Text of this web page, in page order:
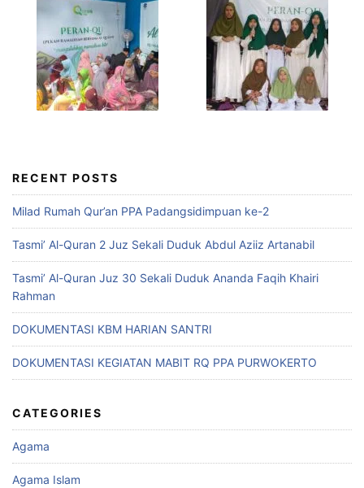
RECENT POSTS
Milad Rumah Qur’an PPA Padangsidimpuan ke-2
Tasmi’ Al-Quran 2 Juz Sekali Duduk Abdul Aziiz Artanabil
Tasmi’ Al-Quran Juz 30 Sekali Duduk Ananda Faqih Khairi
Rahman
DOKUMENTASI KBM HARIAN SANTRI
DOKUMENTASI KEGIATAN MABIT RQ PPA PURWOKERTO
CATEGORIES
Agama
Agama Islam